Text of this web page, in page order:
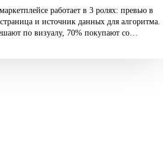
работает в 3 ролях: превью в
и источник данных для алгоритма.
по визуалу, 70% покупают со